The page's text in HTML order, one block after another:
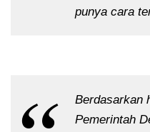
punya cara
Berdasarkan
Pemerintah